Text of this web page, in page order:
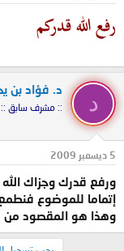
رفع الله قدركم
د
د. فؤاد بن
:: مشرف سابق ::
5 ديسمبر 2009
ورفع قدرك وجزاك الله
إتماما للموضوع
وهذا هو المقصود من